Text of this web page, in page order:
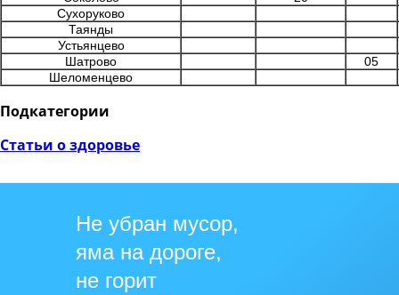
Сухоруково
Таянды
Устьянцево
Шатрово
05
Шеломенцево
Подкатегории
Статьи о здоровье
Не убран мусор,
яма на дороге,
не горит